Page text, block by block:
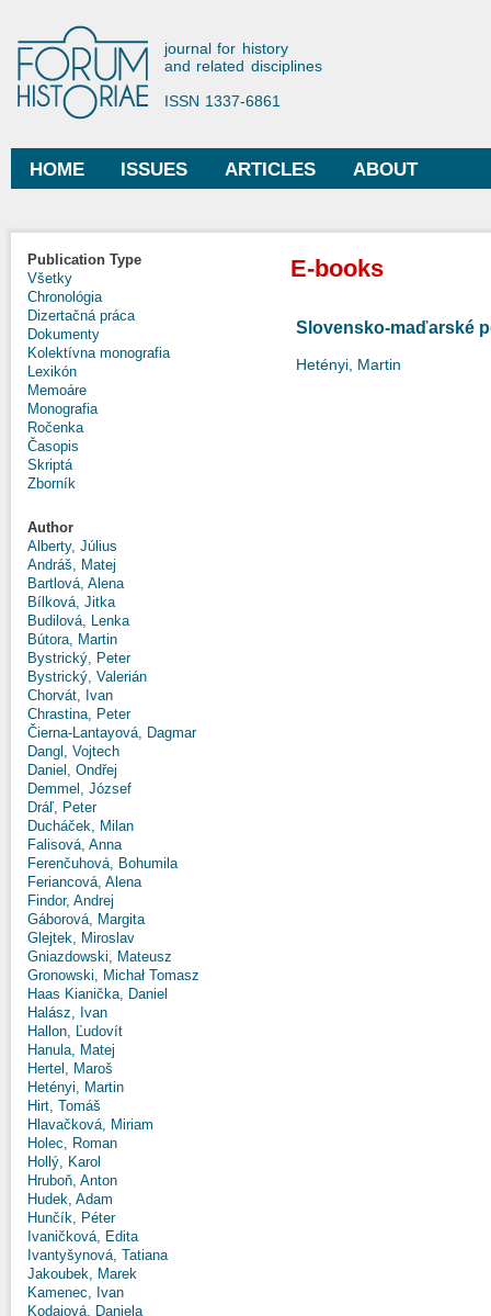
Forum Historiae
journal for history
and related disciplines
ISSN 1337-6861
Main menu
HOME ISSUES ARTICLES ABOUT
Publication Type
Všetky
Chronológia
Dizertačná práca
Dokumenty
Kolektívna monografia
Lexikón
Memoáre
Monografia
Ročenka
Časopis
Skriptá
Zborník
Author
Alberty, Július
Andráš, Matej
Bartlová, Alena
Bílková, Jitka
Budilová, Lenka
Bútora, Martin
Bystrický, Peter
Bystrický, Valerián
Chorvát, Ivan
Chrastina, Peter
Čierna-Lantayová, Dagmar
Dangl, Vojtech
Daniel, Ondřej
Demmel, József
Dráľ, Peter
Ducháček, Milan
Falisová, Anna
Ferenčuhová, Bohumila
Feriancová, Alena
Findor, Andrej
Gáborová, Margita
Glejtek, Miroslav
Gniazdowski, Mateusz
Gronowski, Michał Tomasz
Haas Kianička, Daniel
Halász, Ivan
Hallon, Ľudovít
Hanula, Matej
Hertel, Maroš
Hetényi, Martin
Hirt, Tomáš
Hlavačková, Miriam
Holec, Roman
Hollý, Karol
Hruboň, Anton
Hudek, Adam
Hunčík, Péter
Ivaničková, Edita
Ivantyšynová, Tatiana
Jakoubek, Marek
Kamenec, Ivan
Kodajová, Daniela
E-books
Slovensko-maďarské
Hetényi, Martin